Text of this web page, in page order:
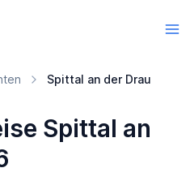
Spittal an der Drau
Spittal an